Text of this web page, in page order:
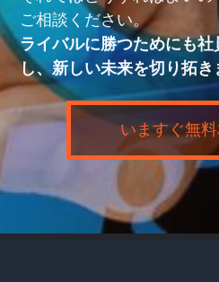
ご相談ください。
ライバルに勝つためにも
し、新しい未来を切り拓き
いますぐ無